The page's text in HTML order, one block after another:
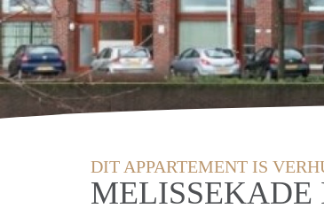
DIT APPARTEMENT IS
MELISSEKADE